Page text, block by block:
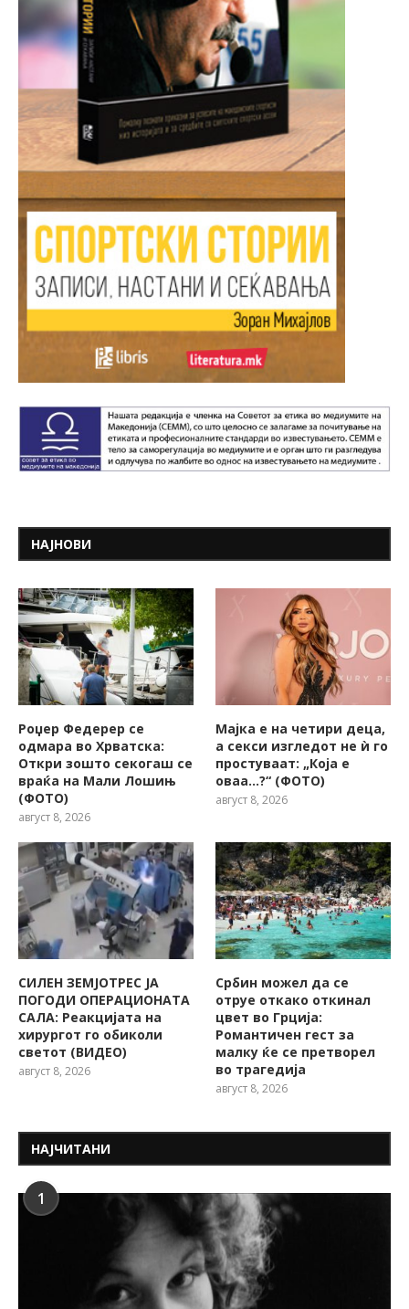
НАЈНОВИ
Роџер Федерер се
одмара во Хрватска:
Откри зошто секогаш се
враќа на Мали Лошињ
(ФОТО)
август 8, 2026
Мајка е на четири деца,
а секси изгледот не ѝ го
простуваат: „Која е
оваа…?“ (ФОТО)
август 8, 2026
СИЛЕН ЗЕМЈОТРЕС ЈА
ПОГОДИ ОПЕРАЦИОНАТА
САЛА: Реакцијата на
хирургот го обиколи
светот (ВИДЕО)
август 8, 2026
Србин можел да се
отруе откако откинал
цвет во Грција:
Романтичен гест за
малку ќе се претворел
во трагедија
август 8, 2026
НАЈЧИТАНИ
1